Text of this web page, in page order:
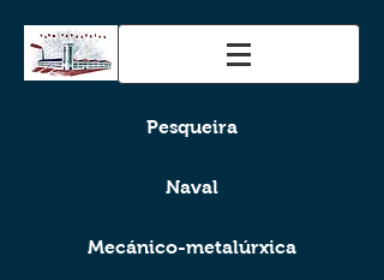
Pesqueira
Naval
Mecánico-metalúrxica